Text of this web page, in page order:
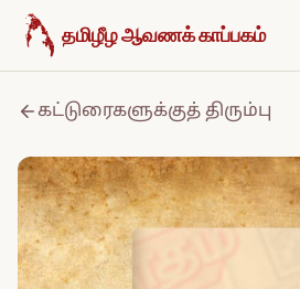
உள்ளடக்கத்திற்குச் செல்க
தமிழீழ ஆவணக் காப்பகம்
கட்டுரைகளுக்குத் திரும்பு